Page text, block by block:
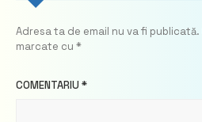
Adresa ta de email nu va fi publicată.
marcate cu *
COMENTARIU *